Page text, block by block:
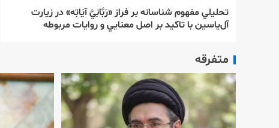
تحليلي مفهوم شناسانه بر فراز «رَبَّانِيَّ آيَاتِه» در زيارت
آل‌ياسين با تاكيد بر اصل معنايي و روايات مربوطه
متفرقه